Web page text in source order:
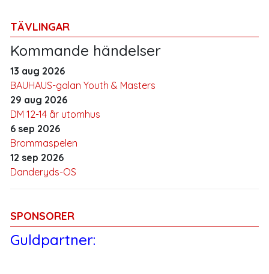
TÄVLINGAR
Kommande händelser
13 aug 2026
BAUHAUS-galan Youth & Masters
29 aug 2026
DM 12-14 år utomhus
6 sep 2026
Brommaspelen
12 sep 2026
Danderyds-OS
SPONSORER
Guldpartner: